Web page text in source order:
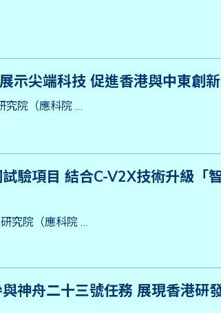
示尖端科技 促進香港與中東創
究院（應科院 …
驗項目 結合C-V2X技術升級「
究院（應科院 …
神舟二十三號任務 展現香港研